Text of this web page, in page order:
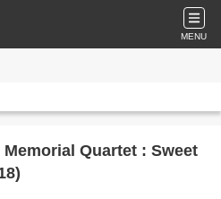
MENU
Quartet : Sweet